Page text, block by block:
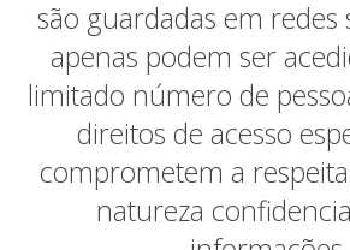
são guardadas em redes
apenas podem ser
limitado número de
direitos de acesso
comprometem a
natureza